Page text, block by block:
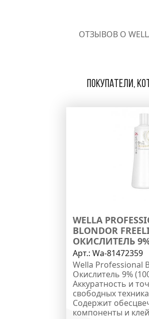
ОТЗЫВОВ О
Покупатели,
WELLA
BLONDOR
ОКИСЛИТЕЛЬ
Арт.:Wa-81472359
Wella Professional
Окислитель 9%
Аккуратность и
свободных
Содержит
компоненты и